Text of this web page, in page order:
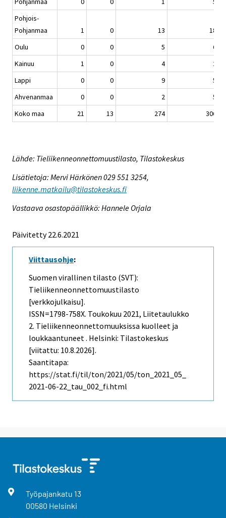
Pohjois-
Pohjanmaa
1 0 13
18
Oulu
0 0 5
6
Kainuu
1 0 4
2
Lappi
0 0 9
5
Ahvenanmaa
0 0 2
5
Koko maa
21 13 274 306
Lähde: Tieliikenneonnettomuustilasto, Tilastokeskus
Lisätietoja: Mervi Härkönen 029 551 3254,
liikenne.matkailu@tilastokeskus.fi
Vastaava osastopäällikkö: Hannele Orjala
Päivitetty 22.6.2021
Viittausohje:
Suomen virallinen tilasto (SVT):
Tieliikenneonnettomuustilasto
[verkkojulkaisu].
ISSN=1798-758X. Toukokuu 2021, Liitetaulukko
2. Tieliikenneonnettomuuksissa kuolleet ja
loukkaantuneet . Helsinki: Tilastokeskus
[viitattu: 10.8.2026].
Saantitapa:
https://stat.fi/til/ton/2021/05/ton_2021_05_
2021-06-22_tau_002_fi.html
Työpajankatu 13
00580 Helsinki